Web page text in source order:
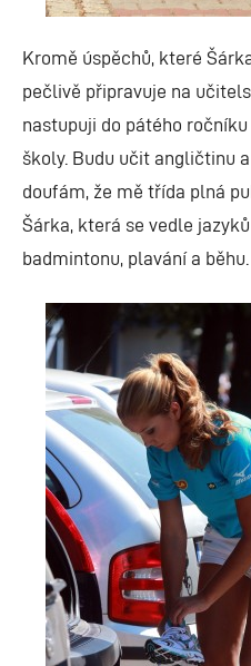
Kromě úspěchů, které
pečlivě připravuje na
nastupuji do pátého
školy. Budu učit angličtinu
doufám, že mě třída plná
Šárka, která se vedle
badmintonu, plavání a běhu.